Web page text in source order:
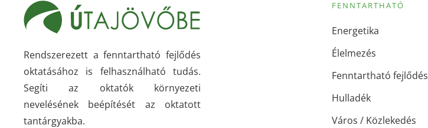
Rendszerezett a fenntartható fejlődés
oktatásához is felhasználható tudás.
Segíti az oktatók környezeti
nevelésének beépítését az oktatott
tantárgyakba.
FENNTARTHATÓ
Energetika
Élelmezés
Fenntartható fejlődés
Hulladék
Város / Közlekedés